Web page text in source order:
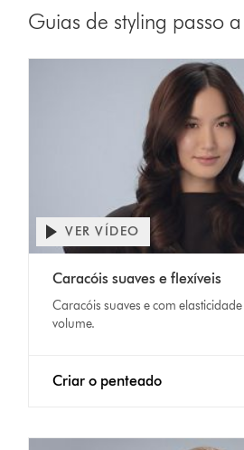
Guias de styling passo
Transcript
Abrir
a
transcrição
vídeo
VER VÍDEO
Caracóis suaves e flexíveis
Caracóis suaves e com
volume.
Criar o penteado